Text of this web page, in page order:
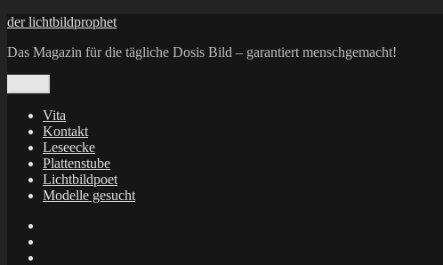
Zum
springen
der lichtbildprophet
Das Magazin für die tägliche Dosis Bild – garantiert menschgemacht!
Vita
Kontakt
Leseecke
Plattenstube
Lichtbildpoet
Modelle gesucht